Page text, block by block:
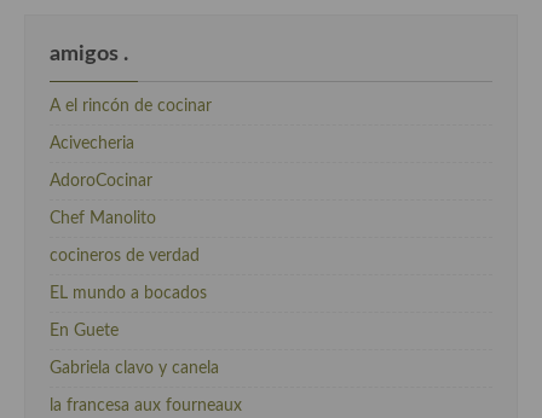
amigos .
A el rincón de cocinar
Acivecheria
AdoroCocinar
Chef Manolito
cocineros de verdad
EL mundo a bocados
En Guete
Gabriela clavo y canela
la francesa aux fourneaux